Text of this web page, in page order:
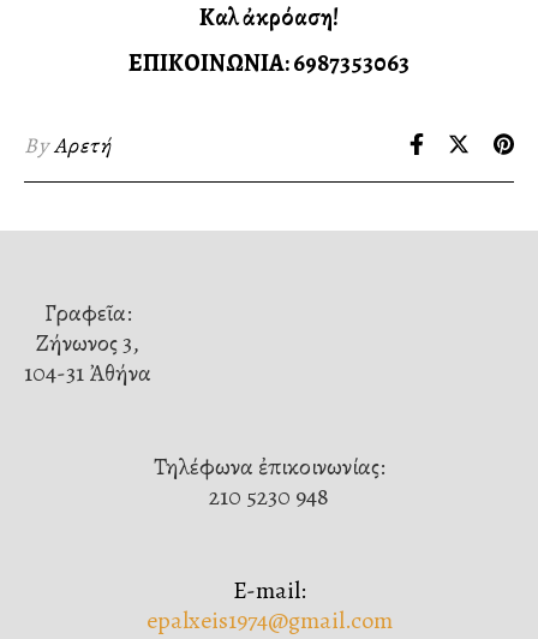
Καλὴ ἀκρόαση!
ΕΠΙΚΟΙΝΩΝΙΑ: 6987353063
ByΑρετή
Γραφεῖα:
Ζήνωνος 3,
104-31 Ἀθήνα
Τηλέφωνα ἐπικοινωνίας:
210 5230 948
E-mail:
epalxeis1974@gmail.com